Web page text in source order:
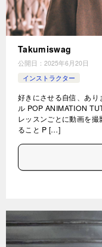
Takumiswag
公開日： 2025年6月20日
インストラクター
好きにさせる自信、あ
ル POP ANIMATION
レッスンごとに動画を
ること P […]